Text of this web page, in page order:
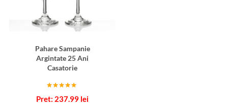
Pahare Sampanie
Argintate 25 Ani
Casatorie
5.00
237.99 lei